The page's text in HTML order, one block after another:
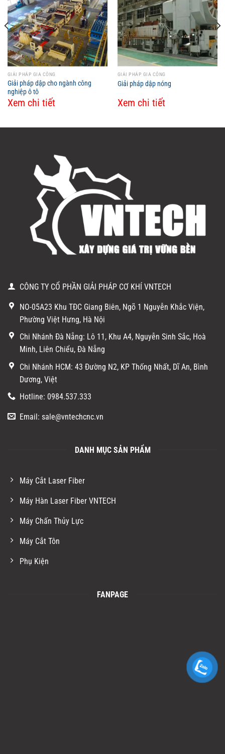
GIẢI PHÁP GIA CÔNG
Giải pháp dập cho ngành công
nghiệp ô tô
Xem chi tiết
GIẢI PHÁP GIA CÔNG
Giải pháp dập nóng
Xem chi tiết
CÔNG TY CỔ PHẦN GIẢI PHÁP CƠ KHÍ VNTECH
NO-05A23 Khu TĐC Giang Biên, Ngõ 1 Nguyễn Khắc Viện,
Phường Việt Hưng, Hà Nội
Chi Nhánh Đà Nẵng: Lô 11, Khu A4, Nguyễn Sinh Sắc, Hoà
Minh, Liên Chiểu, Đà Nẵng
Chi Nhánh HCM: 43 Đường N2, KP Thống Nhất, Dĩ An, Bình
Dương, Việt
Hotline: 0984.537.333
Email: sale@vntechcnc.vn
DANH MỤC SẢN PHẨM
Máy Cắt Laser Fiber
Máy Hàn Laser Fiber VNTECH
Máy Chấn Thủy Lực
Máy Cắt Tôn
Phụ Kiện
FANPAGE